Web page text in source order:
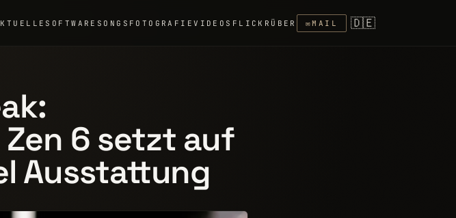
SOFTWARE SONGS FOTOGRAFIEVIDEOS FLICKR ÜBER ✉MAIL 🇩🇪
6 setzt auf
Ausstattung